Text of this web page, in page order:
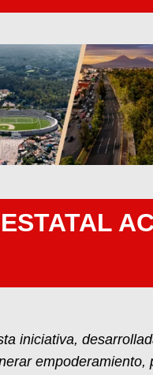
iniciativa,
empoderamiento,